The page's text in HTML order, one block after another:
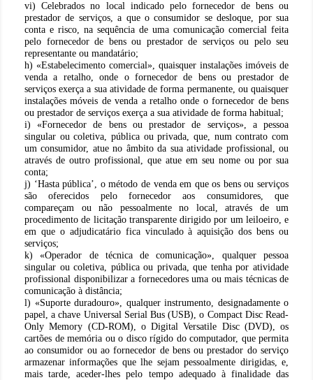
vi) Celebrados no local indicado pelo fornecedor de bens ou
prestador de serviços, a que o consumidor se desloque, por sua
conta e risco, na sequência de uma comunicação comercial feita
pelo fornecedor de bens ou prestador de serviços ou pelo seu
representante ou mandatário;
h) «Estabelecimento comercial», quaisquer instalações imóveis de
venda a retalho, onde o fornecedor de bens ou prestador de
serviços exerça a sua atividade de forma permanente, ou quaisquer
instalações móveis de venda a retalho onde o fornecedor de bens
ou prestador de serviços exerça a sua atividade de forma habitual;
i) «Fornecedor de bens ou prestador de serviços», a pessoa
singular ou coletiva, pública ou privada, que, num contrato com
um consumidor, atue no âmbito da sua atividade profissional, ou
através de outro profissional, que atue em seu nome ou por sua
conta;
j) ‘Hasta pública’, o método de venda em que os bens ou serviços
são oferecidos pelo fornecedor aos consumidores, que
compareçam ou não pessoalmente no local, através de um
procedimento de licitação transparente dirigido por um leiloeiro, e
em que o adjudicatário fica vinculado à aquisição dos bens ou
serviços;
k) «Operador de técnica de comunicação», qualquer pessoa
singular ou coletiva, pública ou privada, que tenha por atividade
profissional disponibilizar a fornecedores uma ou mais técnicas de
comunicação à distância;
l) «Suporte duradouro», qualquer instrumento, designadamente o
papel, a chave Universal Serial Bus (USB), o Compact Disc Read-
Only Memory (CD-ROM), o Digital Versatile Disc (DVD), os
cartões de memória ou o disco rígido do computador, que permita
ao consumidor ou ao fornecedor de bens ou prestador do serviço
armazenar informações que lhe sejam pessoalmente dirigidas, e,
mais tarde, aceder-lhes pelo tempo adequado à finalidade das